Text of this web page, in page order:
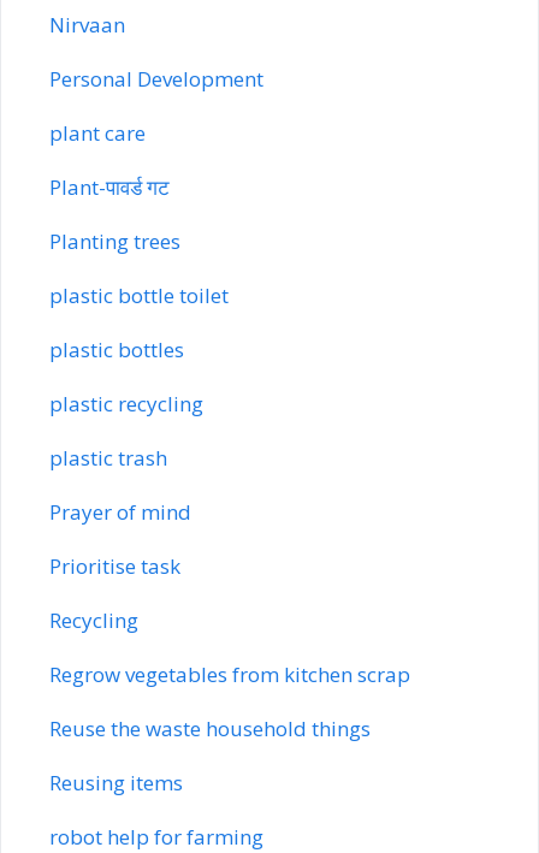
Nirvaan
Personal Development
plant care
Plant-पावर्ड गट
Planting trees
plastic bottle toilet
plastic bottles
plastic recycling
plastic trash
Prayer of mind
Prioritise task
Recycling
Regrow vegetables from kitchen scrap
Reuse the waste household things
Reusing items
robot help for farming